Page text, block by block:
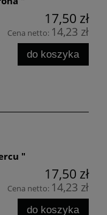
17,50 zł
Cena netto: 14,23 zł
do koszyka
"
17,50 zł
Cena netto: 14,23 zł
do koszyka